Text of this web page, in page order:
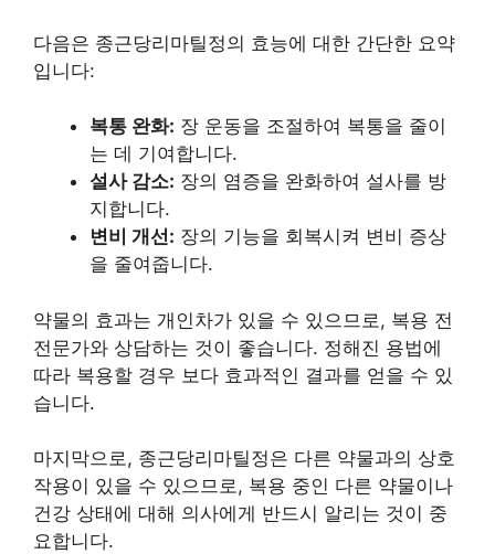
다음은 종근당리마틸정의 효능에 대한 간단한 요약
입니다:
복통 완화: 장 운동을 조절하여 복통을 줄이
는 데 기여합니다.
설사 감소: 장의 염증을 완화하여 설사를 방
지합니다.
변비 개선: 장의 기능을 회복시켜 변비 증상
을 줄여줍니다.
약물의 효과는 개인차가 있을 수 있으므로, 복용 전
전문가와 상담하는 것이 좋습니다. 정해진 용법에
따라 복용할 경우 보다 효과적인 결과를 얻을 수 있
습니다.
마지막으로, 종근당리마틸정은 다른 약물과의 상호
작용이 있을 수 있으므로, 복용 중인 다른 약물이나
건강 상태에 대해 의사에게 반드시 알리 는 것이 중
요합니다.